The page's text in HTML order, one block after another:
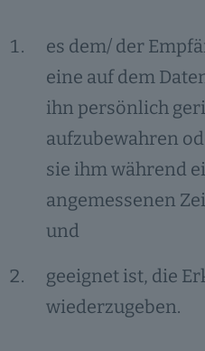
es dem/ der
eine auf dem
ihn persönlich
aufzubewahren
sie ihm während
angemessenen
und
geeignet ist, die
wiederzugeben.